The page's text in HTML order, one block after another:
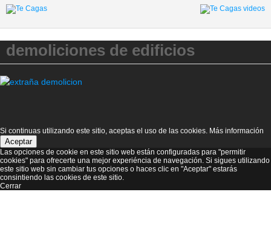
demoliciones de edificios
Si continuas utilizando este sitio, aceptas el uso de las cookies. Más información
Aceptar
Las opciones de cookie en este sitio web están configuradas para "permitir
cookies" para ofrecerte una mejor experiéncia de navegación. Si sigues utilizando
este sitio web sin cambiar tus opciones o haces clic en "Aceptar" estarás
consintiendo las cookies de este sitio.
Cerrar